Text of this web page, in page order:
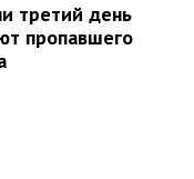
третий день
пропавшего